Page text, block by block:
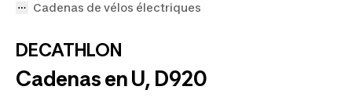
Cadenas de vélos électriques
DECATHLON
Cadenas en U, D920